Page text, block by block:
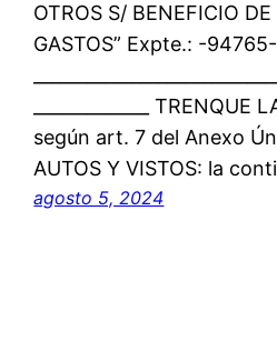
OTROS S/ BENEFICIO
GASTOS” Expte.: -94765-
_____________
según art. 7 del Anexo
AUTOS Y VISTOS: la
agosto 5, 2024